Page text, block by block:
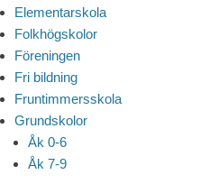
Elementarskola
Folkhögskolor
Föreningen
Fri bildning
Fruntimmersskola
Grundskolor
Åk 0-6
Åk 7-9